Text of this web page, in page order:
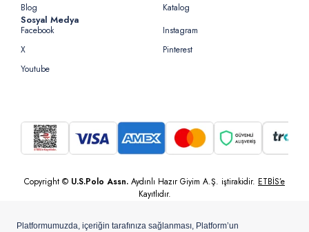
Blog
Katalog
Sosyal Medya
Facebook
Instagram
X
Pinterest
Youtube
Copyright © U.S.Polo Assn. Aydınlı Hazır Giyim A.Ş. iştirakidir. ETBİS’e
Kayıtlıdır.